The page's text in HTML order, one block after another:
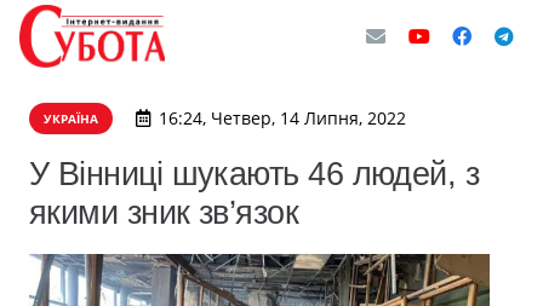
УКРАЇНА 16:24, Четвер, 14 Липня, 2022
У Вінниці шукають 46 людей, з
якими зник зв’язок